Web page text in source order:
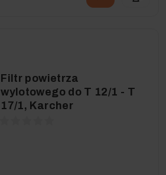
Filtr powietrza
wylotowego do T 12/1 - T
17/1, Karcher